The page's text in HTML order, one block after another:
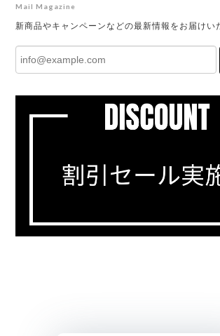
Mail Magazine
新商品やキャンペーンなどの最新情報をお届けい